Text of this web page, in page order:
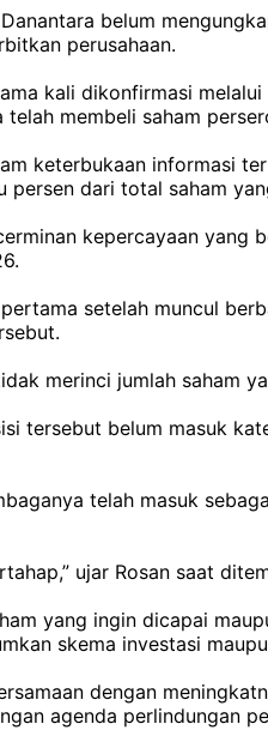
belum
perusahaan.
kali dikonfirmasi
membeli saham
keterbukaan
dari total saham
kepercayaan
setelah muncul
merinci jumlah saham
tersebut belum masuk
telah masuk
ujar Rosan saat
yang ingin dicapai
skema investasi
dengan
agenda perlindungan